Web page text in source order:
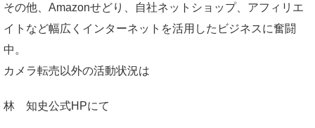
その他、Amazonせどり、自社ネットショップ、アフィリエ
イトなど幅広くインターネットを活用したビジネスに奮闘
中。
カメラ転売以外の活動状況は
林 知史公式HPにて